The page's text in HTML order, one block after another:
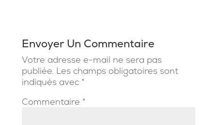
Envoyer Un Commentaire
Votre adresse e-mail ne sera pas
publiée. Les champs obligatoires sont
indiqués avec *
Commentaire *